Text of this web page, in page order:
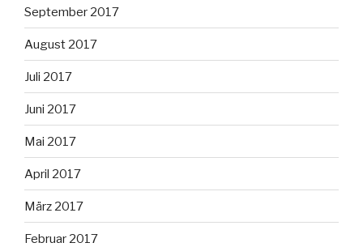
September 2017
August 2017
Juli 2017
Juni 2017
Mai 2017
April 2017
März 2017
Februar 2017